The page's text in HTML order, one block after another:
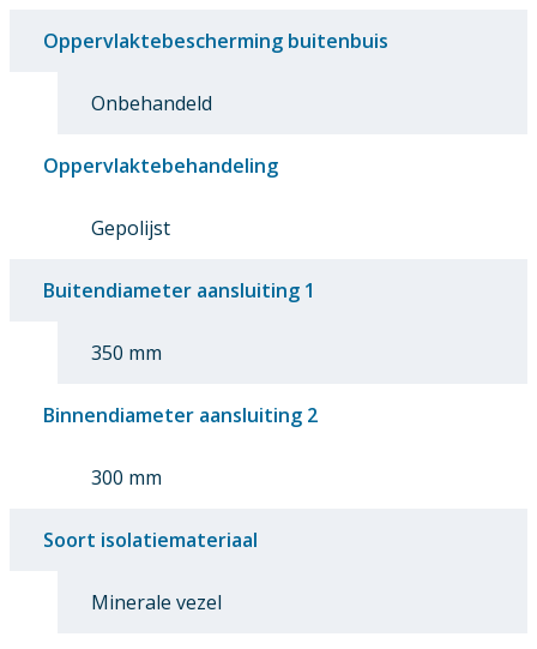
Oppervlaktebescherming buitenbuis
Onbehandeld
Oppervlaktebehandeling
Gepolijst
Buitendiameter aansluiting 1
350 mm
Binnendiameter aansluiting 2
300 mm
Soort isolatiemateriaal
Minerale vezel